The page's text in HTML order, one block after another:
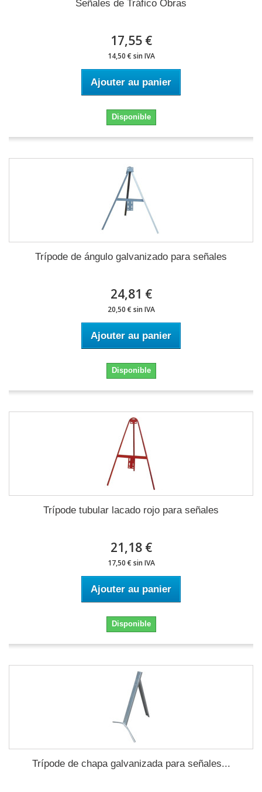
Señales de Tráfico Obras
17,55 €
14,50 € sin IVA
Ajouter au panier
Disponible
Trípode de ángulo galvanizado para señales
24,81 €
20,50 € sin IVA
Ajouter au panier
Disponible
Trípode tubular lacado rojo para señales
21,18 €
17,50 € sin IVA
Ajouter au panier
Disponible
Trípode de chapa galvanizada para señales...